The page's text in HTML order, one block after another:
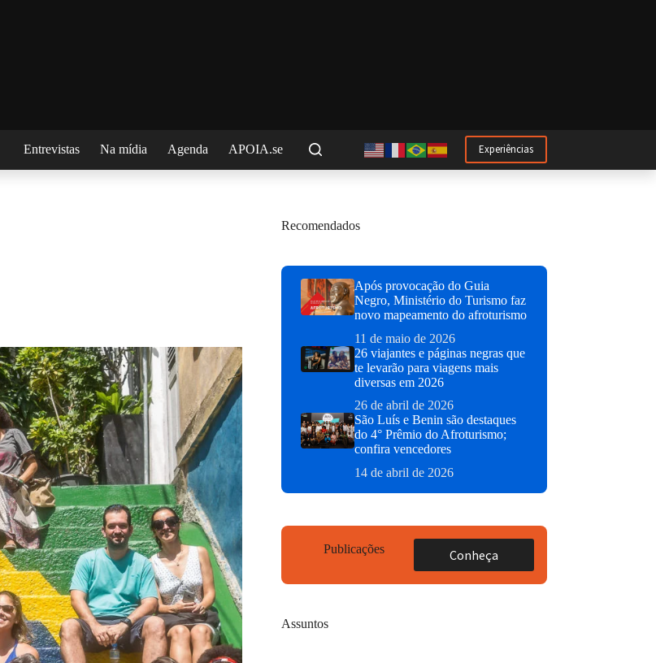
Entrevistas Na mídia Agenda APOIA.se Experiências
Recomendados
Após provocação do Guia
Negro, Ministério do Turismo faz
novo mapeamento do afroturismo
11 de maio de 2026
26 viajantes e páginas negras que
te levarão para viagens mais
diversas em 2026
26 de abril de 2026
São Luís e Benin são destaques
do 4° Prêmio do Afroturismo;
confira vencedores
14 de abril de 2026
Publicações Conheça
Assuntos